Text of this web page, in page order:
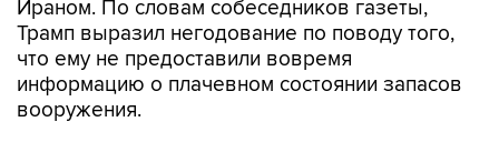
Ираном. По словам собеседников газеты,
Трамп выразил негодование по поводу того,
что ему не предоставили вовремя
информацию о плачевном состоянии запасов
вооружения.